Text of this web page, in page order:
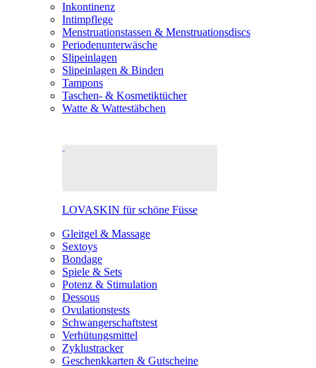
Inkontinenz
Intimpflege
Menstruationstassen & Menstruationsdiscs
Periodenunterwäsche
Slipeinlagen
Slipeinlagen & Binden
Tampons
Taschen- & Kosmetiktücher
Watte & Wattestäbchen
LOVASKIN für schöne Füsse
Gleitgel & Massage
Sextoys
Bondage
Spiele & Sets
Potenz & Stimulation
Dessous
Ovulationstests
Schwangerschaftstest
Verhütungsmittel
Zyklustracker
Geschenkkarten & Gutscheine